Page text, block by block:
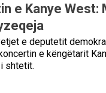
e Kanye West:
e deputetit
e këngëtarit
shtetit.